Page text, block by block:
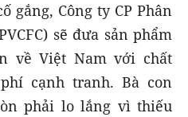
gắng, Công ty CP Phân
sẽ đưa sản phẩm
về Việt Nam với chất
cạnh tranh. Bà con
phải lo lắng vì thiếu